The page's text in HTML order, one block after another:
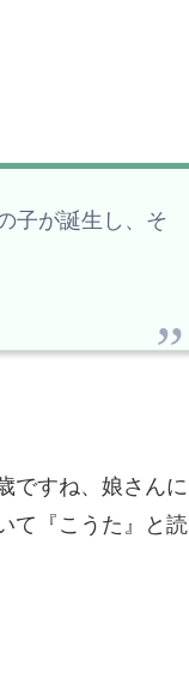
子が誕生し、そ
ですね、娘さんに
て『こうた』と読